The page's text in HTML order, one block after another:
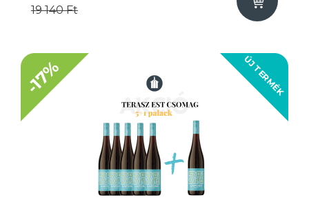
19 140 Ft
ÚJ TERMÉK
-17%